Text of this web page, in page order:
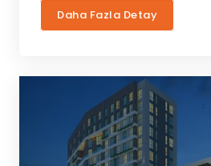
Daha Fazla Detay